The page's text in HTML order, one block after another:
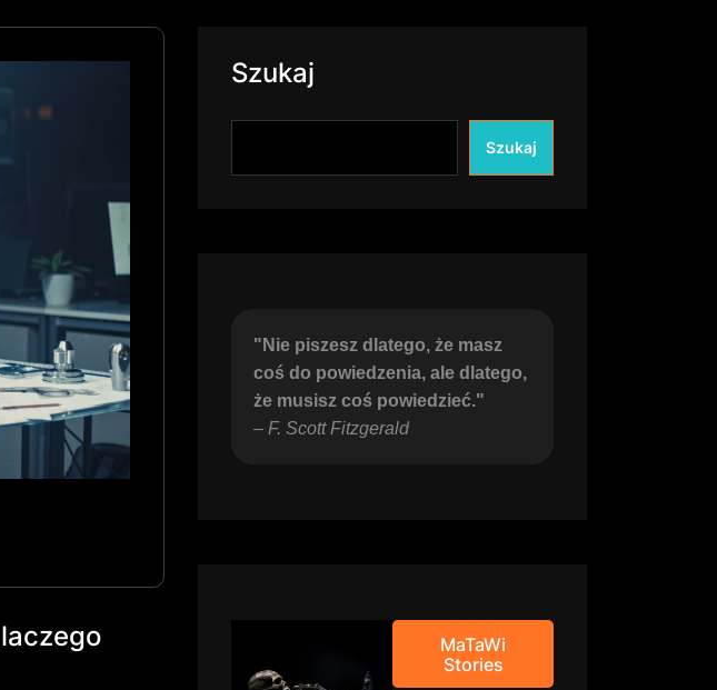
Szukaj
Szukaj
"Nie piszesz dlatego, że masz
coś do powiedzenia, ale dlatego,
że musisz coś powiedzieć."
– F. Scott Fitzgerald
MaTaWi
Stories